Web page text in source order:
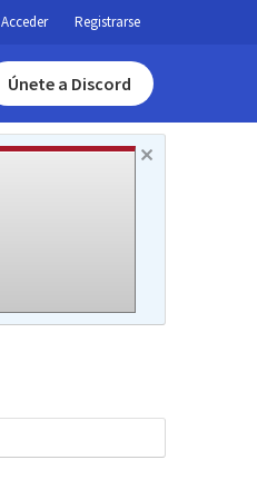
Acceder Registrarse
Únete a Discord